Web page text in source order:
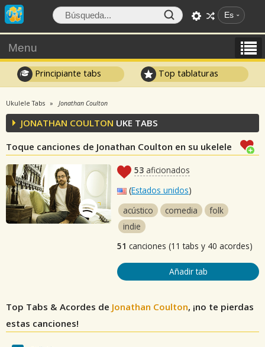
Es
Menu
Principiante tabs Top tablaturas
Ukulele Tabs Jonathan Coulton
JONATHAN COULTON UKE TABS
Toque canciones de Jonathan Coulton en su ukelele
53 aficionados
(Estados unidos)
acústico
comedia
folk
indie
51 canciones (11 tabs y 40 acordes)
Añadir tab
Top Tabs & Acordes de Jonathan Coulton, ¡no te pierdas
estas canciones!